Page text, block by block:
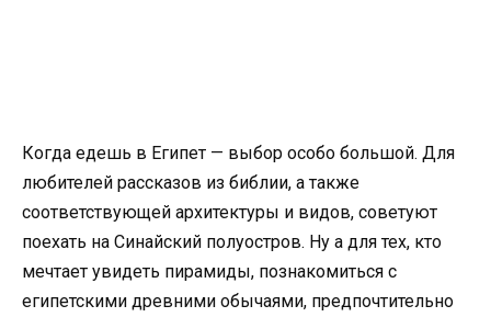
Когда едешь в Египет — выбор особо большой. Для
любителей рассказов из библии, а также
соответствующей архитектуры и видов, советуют
поехать на Синайский полуостров. Ну а для тех, кто
мечтает увидеть пирамиды, познакомиться с
египетскими древними обычаями, предпочтительно